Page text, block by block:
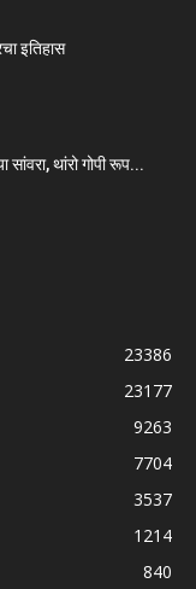
इतिहास
सांवरा, थांरो गोपी रूप...
23386
23177
9263
7704
3537
1214
840